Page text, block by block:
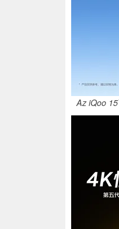
Az iQoo